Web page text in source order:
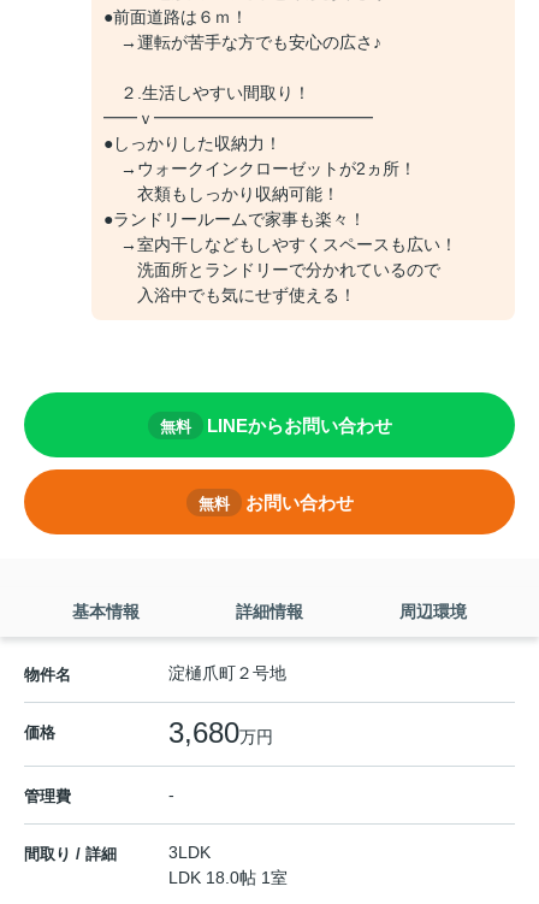
●前面道路は６ｍ！
→運転が苦手な方でも安心の広さ♪
２.生活しやすい間取り！
━━ｖ━━━━━━━━━━━━━
●しっかりした収納力！
→ウォークインクローゼットが2ヵ所！
衣類もしっかり収納可能！
●ランドリールームで家事も楽々！
→室内干しなどもしやすくスペースも広い！
洗面所とランドリーで分かれているので
入浴中でも気にせず使える！
無料 LINEからお問い合わせ
無料 お問い合わせ
基本情報 詳細情報 周辺環境
物件名 淀樋爪町２号地
価格 3,680万円
管理費 -
間取り / 詳細
3LDK
LDK 18.0帖 1室